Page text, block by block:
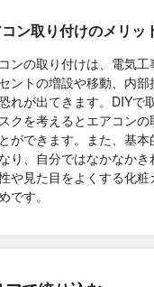
ン取り付けのメリッ
ンの取り付けは、電気工
ントの増設や移動、内
れが出てきます。DIYで
クを考えるとエアコン
ができます。また、基
り、自分ではなかなか
や見た目をよくする化
です。